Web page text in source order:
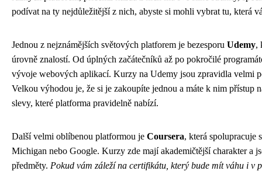
podívat na ty nejdůležitější z nich, abyste si mohli vybrat tu, která
Jednou z nejznámějších světových platforem je bezesporu Udemy,
úrovně znalostí. Od úplných začátečníků až po pokročilé
vývoje webových aplikací. Kurzy na Udemy jsou zpravidla velmi
Velkou výhodou je, že si je zakoupíte jednou a máte k nim přístup
slevy, které platforma pravidelně nabízí.
Další velmi oblíbenou platformou je Coursera, která spolupracuje
Michigan nebo Google. Kurzy zde mají akademičtější charakter a
předměty. Pokud vám záleží na certifikátu, který bude mít váhu i v